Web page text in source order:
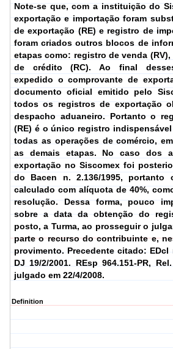
Note-se que, com a instituição do
exportação e importação foram
de exportação (RE) e registro de
foram criados outros blocos de
etapas como: registro de venda
de crédito (RC). Ao final
expedido o comprovante de
documento oficial emitido pelo
todos os registros de exportação
despacho aduaneiro. Portanto o
(RE) é o único registro
todas as operações de comércio,
as demais etapas. No caso dos
exportação no Siscomex foi
do Bacen n. 2.136/1995, portanto
calculado com alíquota de 40%,
resolução. Dessa forma, pouco
sobre a data da obtenção do
posto, a Turma, ao prosseguir o
parte o recurso do contribuinte e,
provimento. Precedente citado: EDcl
DJ 19/2/2001. REsp 964.151-PR,
julgado em 22/4/2008.
Definition